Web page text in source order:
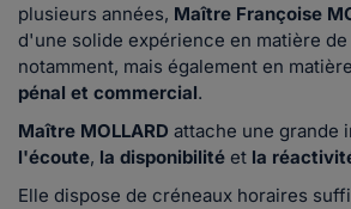
plusieurs années, Maître Françoise
d'une solide expérience en matière de
notamment, mais également en matière
pénal et commercial.
Maître MOLLARD attache une grande
l'écoute, la disponibilité et la
Elle dispose de créneaux horaires